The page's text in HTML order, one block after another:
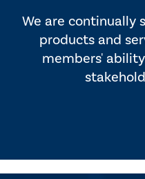
We are continually
products and
members'